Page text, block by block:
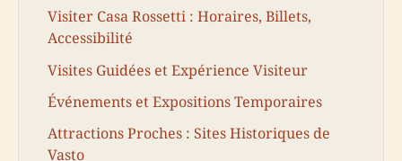
Visiter Casa Rossetti : Horaires, Billets,
Accessibilité
Visites Guidées et Expérience Visiteur
Événements et Expositions Temporaires
Attractions Proches : Sites Historiques de
Vasto